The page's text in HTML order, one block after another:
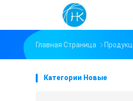
Главная Страница
Категории Новые